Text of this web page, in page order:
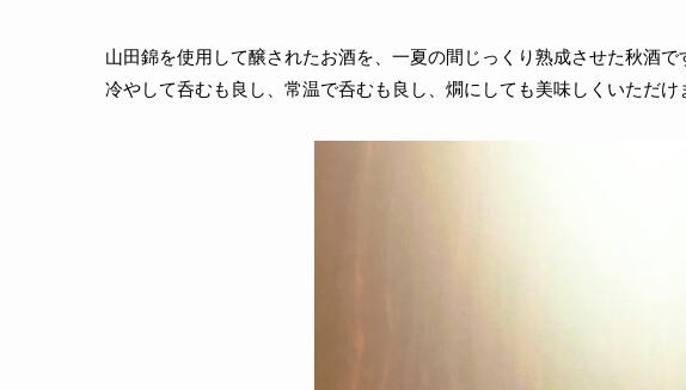
山田錦を使用して醸されたお酒を、一夏の間じっくり熟成させた秋酒
冷やして呑むも良し、常温で呑むも良し、燗にしても美味しくいただけ